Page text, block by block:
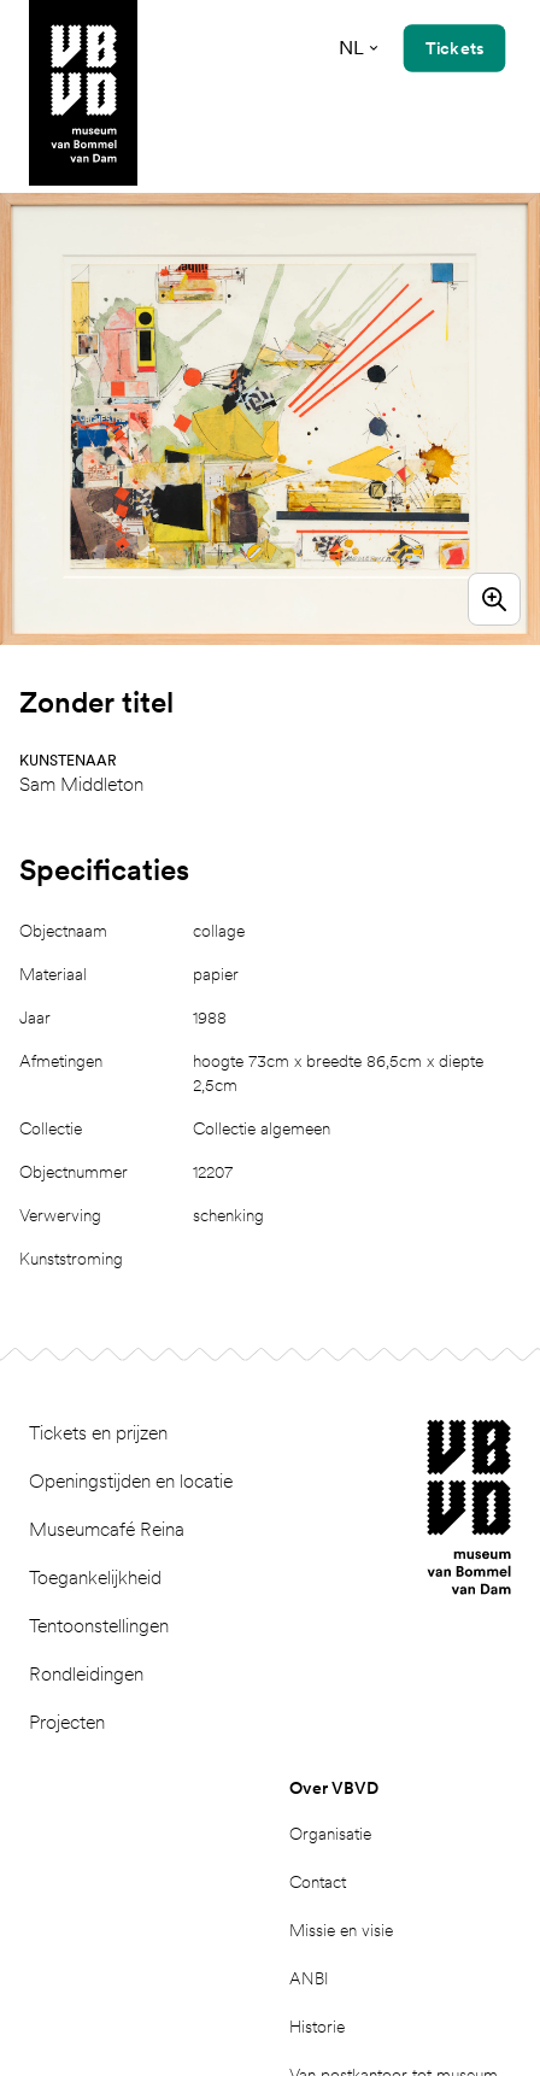
museum van Bommel van Dam
NL Tickets
Zonder titel
KUNSTENAAR
Sam Middleton
Specificaties
Objectnaam collage
Materiaal papier
Jaar 1988
Afmetingen
hoogte 73cm x breedte 86,5cm x diepte
2,5cm
Collectie Collectie algemeen
Objectnummer 12207
Verwerving schenking
Kunststroming
Tickets en prijzen
Openingstijden en locatie
Museumcafé Reina
Toegankelijkheid
Tentoonstellingen
Rondleidingen
Projecten
museum van
Over VBVD
Organisatie
Contact
Missie en visie
ANBI
Historie